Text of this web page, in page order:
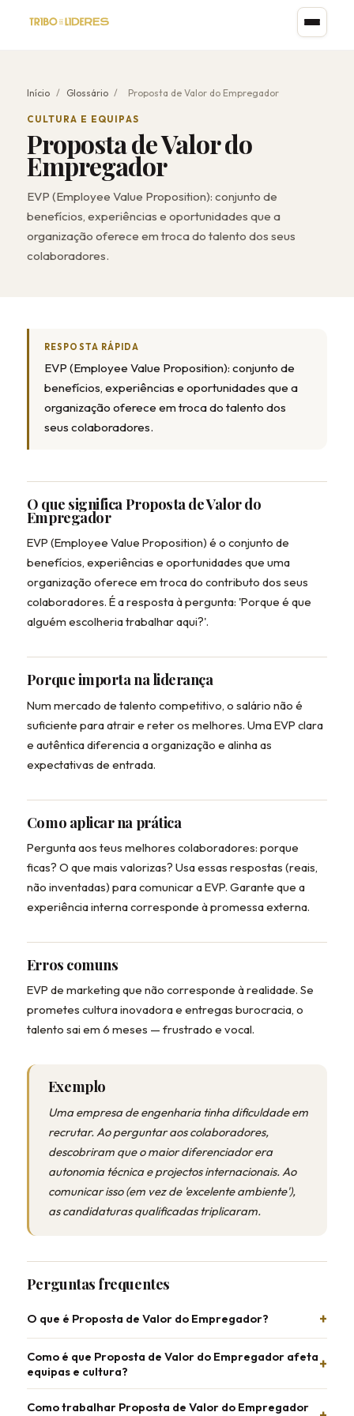
Início / Glossário / Proposta de Valor do Empregador
CULTURA E EQUIPAS
Proposta de Valor do
Empregador
EVP (Employee Value Proposition): conjunto de
benefícios, experiências e oportunidades que a
organização oferece em troca do talento dos seus
colaboradores.
RESPOSTA RÁPIDA
EVP (Employee Value Proposition): conjunto de
benefícios, experiências e oportunidades que a
organização oferece em troca do talento dos
seus colaboradores.
O que significa Proposta de Valor do
Empregador
EVP (Employee Value Proposition) é o conjunto de
benefícios, experiências e oportunidades que uma
organização oferece em troca do contributo dos seus
colaboradores. É a resposta à pergunta: 'Porque é que
alguém escolheria trabalhar aqui?'.
Porque importa na liderança
Num mercado de talento competitivo, o salário não é
suficiente para atrair e reter os melhores. Uma EVP clara
e autêntica diferencia a organização e alinha as
expectativas de entrada.
Como aplicar na prática
Pergunta aos teus melhores colaboradores: porque
ficas? O que mais valorizas? Usa essas respostas (reais,
não inventadas) para comunicar a EVP. Garante que a
experiência interna corresponde à promessa externa.
Erros comuns
EVP de marketing que não corresponde à realidade. Se
prometes cultura inovadora e entregas burocracia, o
talento sai em 6 meses — frustrado e vocal.
Exemplo
Uma empresa de engenharia tinha dificuldade em
recrutar. Ao perguntar aos colaboradores,
descobriram que o maior diferenciador era
autonomia técnica e projectos internacionais. Ao
comunicar isso (em vez de 'excelente ambiente'),
as candidaturas qualificadas triplicaram.
Perguntas frequentes
O que é Proposta de Valor do Empregador?
Como é que Proposta de Valor do Empregador afeta
equipas e cultura?
Como trabalhar Proposta de Valor do Empregador